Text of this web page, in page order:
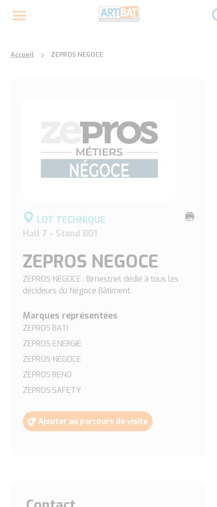
Accueil ZEPROS NEGOCE
Imprimer
LOT TECHNIQUE
Hall 7 - Stand B01
ZEPROS NEGOCE
ZEPROS NEGOCE : Bimestriel dédié à tous les
décideurs du Négoce Bâtiment.
Marques représentées
ZEPROS BATI
ZEPROS ENERGIE
ZEPROS NEGOCE
ZEPROS RENO
ZEPROS SAFETY
Ajouter au parcours de visite